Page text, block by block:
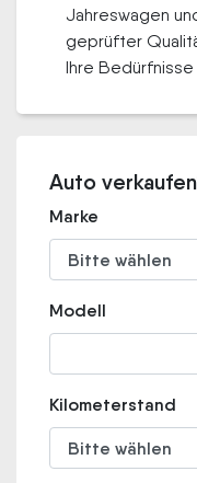
Jahreswagen
geprüfter
Ihre
Auto
Marke
Modell
Kilometerstand